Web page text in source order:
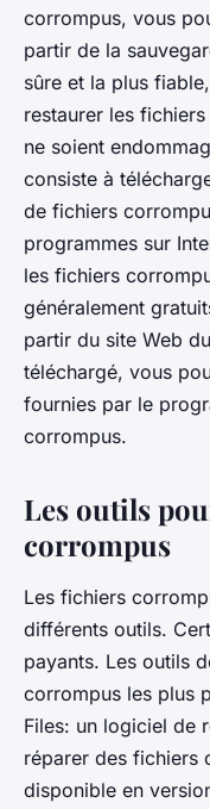
corrompus, vous
partir de la
sûre et la plus
restaurer les
ne soient
consiste à
de fichiers
programmes sur
les fichiers
généralement
partir du site Web
téléchargé, vous
fournies par le
corrompus.
Les outils
corrompus
Les fichiers
différents outils.
payants. Les outils
corrompus les plus
Files: un logiciel de
réparer des fichiers
disponible en